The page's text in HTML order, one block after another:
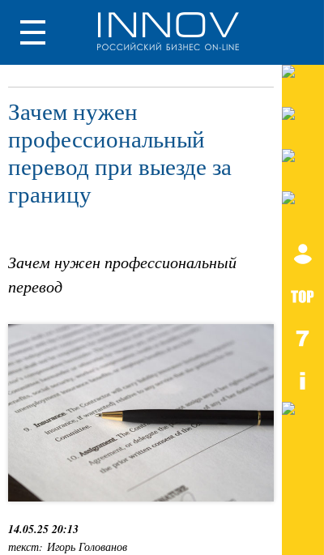
Зачем нужен
профессиональный
перевод при выезде за
границу
Зачем нужен профессиональный
перевод
14.05.25 20:13
текст: Игорь Голованов